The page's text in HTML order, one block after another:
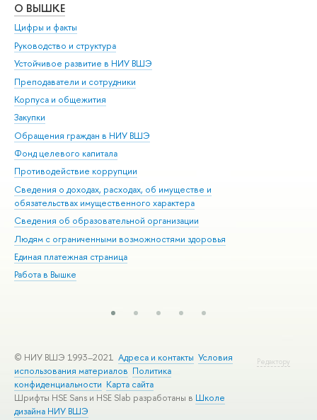
О ВЫШКЕ
Цифры и факты
Руководство и структура
Устойчивое развитие в НИУ ВШЭ
Преподаватели и сотрудники
Корпуса и общежития
Закупки
Обращения граждан в НИУ ВШЭ
Фонд целевого капитала
Противодействие коррупции
Сведения о доходах, расходах, об имуществе и
обязательствах имущественного характера
Сведения об образовательной организации
Людям с ограниченными возможностями здоровья
Единая платежная страница
Работа в Вышке
Редактору
© НИУ ВШЭ 1993–2021 Адреса и контакты Условия
использования материалов Политика
конфиденциальности Карта сайта
Шрифты HSE Sans и HSE Slab разработаны в Школе
дизайна НИУ ВШЭ